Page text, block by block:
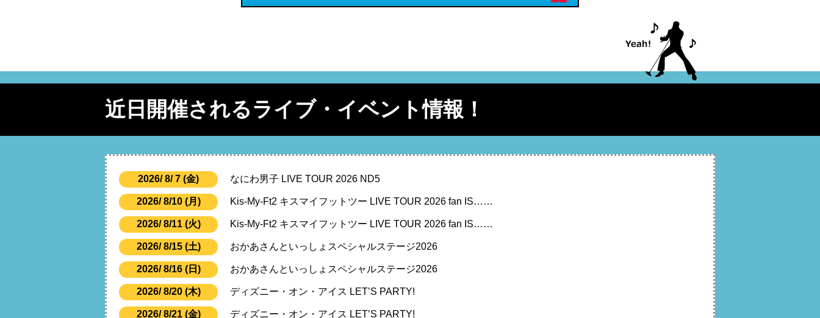
近日開催されるライブ・イベント情報！
2026/ 8/ 7 (金) なにわ男子 LIVE TOUR 2026 ND5
2026/ 8/10 (月) Kis-My-Ft2 キスマイフットツー LIVE TOUR 2026 fan IS……
2026/ 8/11 (火) Kis-My-Ft2 キスマイフットツー LIVE TOUR 2026 fan IS……
2026/ 8/15 (土) おかあさんといっしょスペシャルステージ2026
2026/ 8/16 (日) おかあさんといっしょスペシャルステージ2026
2026/ 8/20 (木) ディズニー・オン・アイス LET’S PARTY!
2026/ 8/21 (金) ディズニー・オン・アイス LET’S PARTY!